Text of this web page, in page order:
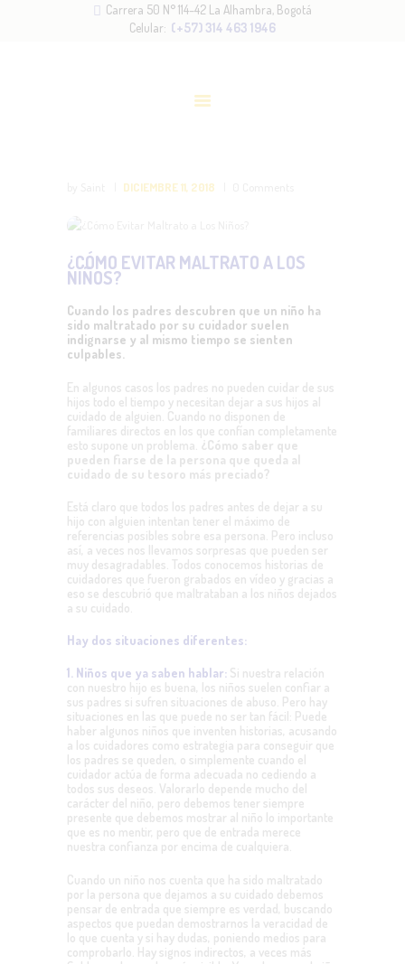
Carrera 50 N° 114–42 La Alhambra, Bogotá
Celular: (+57) 314 463 1946
DICIEMBRE 11, 2018
¿CÓMO EVITAR MALTRATO A LOS
NIÑOS?
Cuando los padres descubren que un niño ha
sido maltratado por su cuidador suelen
indignarse y al mismo tiempo se sienten
culpables.
En algunos casos los padres no pueden cuidar de sus
hijos todo el tiempo y necesitan dejar a sus hijos al
cuidado de alguien. Cuando no disponen de
familiares directos en los que confían completamente
esto supone un problema. ¿Cómo saber que
pueden fiarse de la persona que queda al
cuidado de su tesoro más preciado?
Está claro que todos los padres antes de dejar a su
hijo con alguien intentan tener el máximo de
referencias posibles sobre esa persona. Pero incluso
así, a veces nos llevamos sorpresas que pueden ser
muy desagradables. Todos conocemos historias de
cuidadores que fueron grabados en vídeo y gracias a
eso se descubrió que maltrataban a los niños dejados
a su cuidado.
Hay dos situaciones diferentes:
1. Niños que ya saben hablar: Si nuestra relación
con nuestro hijo es buena, los niños suelen confiar a
sus padres si sufren situaciones de abuso. Pero hay
situaciones en las que puede no ser tan fácil: Puede
haber algunos niños que inventen historias, acusando
a los cuidadores como estrategia para conseguir que
los padres se queden, o simplemente cuando el
cuidador actúa de forma adecuada no cediendo a
todos sus deseos. Valorarlo depende mucho del
carácter del niño, pero debemos tener siempre
presente que debemos mostrar al niño lo importante
que es no mentir, pero que de entrada merece
nuestra confianza por encima de cualquiera.
Cuando un niño nos cuenta que ha sido maltratado
por la persona que dejamos a su cuidado debemos
pensar de entrada que siempre es verdad, buscando
aspectos que puedan demostrarnos la veracidad de
lo que cuenta y si hay dudas, poniendo medios para
comprobarlo. Hay signos indirectos, a veces más